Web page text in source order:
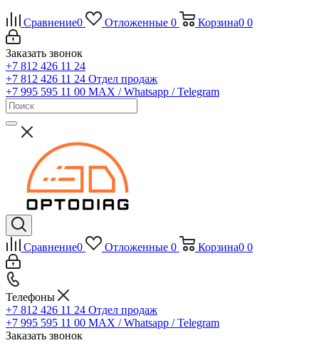
Сравнение0 Отложенные 0 Корзина0 0
Заказать звонок
+7 812 426 11 24
+7 812 426 11 24 Отдел продаж
+7 995 595 11 00 MAX / Whatsapp / Telegram
Сравнение0 Отложенные 0 Корзина0 0
Телефоны
+7 812 426 11 24 Отдел продаж
+7 995 595 11 00 MAX / Whatsapp / Telegram
Заказать звонок